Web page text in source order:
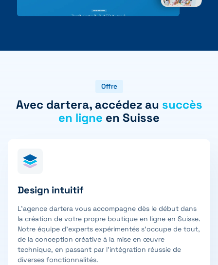
Offre
Avec dartera, accédez au succès
en ligne en Suisse
Design intuitif
L’agence dartera vous accompagne dès le début dans
la création de votre propre boutique en ligne en Suisse.
Notre équipe d’experts expérimentés s’occupe de tout,
de la conception créative à la mise en œuvre
technique, en passant par l’intégration réussie de
diverses fonctionnalités.